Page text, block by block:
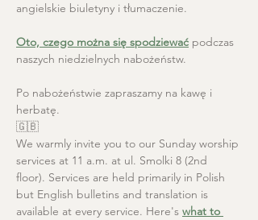
angielskie biuletyny i tłumaczenie.
Oto, czego można się spodziewać podczas
naszych niedzielnych nabożeństw.
Po nabożeństwie zapraszamy na kawę i
herbatę.
🇬🇧
We warmly invite you to our Sunday worship
services at 11 a.m. at ul. Smolki 8 (2nd
floor). Services are held primarily in Polish
but English bulletins and translation is
available at every service. Here's what to